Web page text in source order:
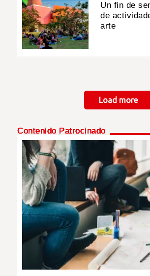
Un fin de
de
arte
Load more
Contenido Patrocinado